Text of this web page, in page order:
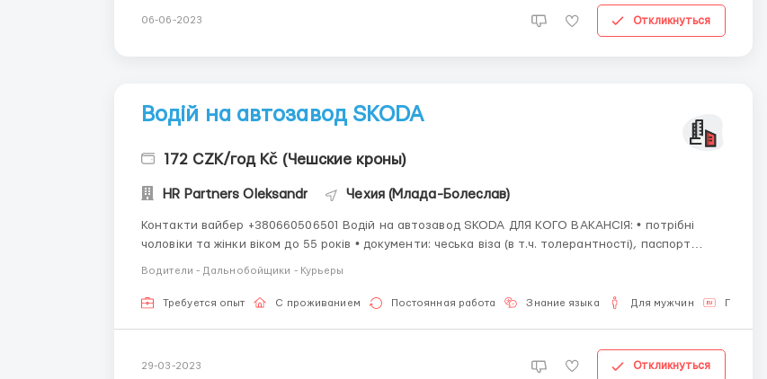
06-06-2023 Откликнуться
Водій на автозавод SKODA
172 CZK/год Kč (Чешские кроны)
HR Partners Oleksandr Чехия (Млада-Болеслав)
Контакти вайбер +380660506501 Водій на автозавод SKODA ДЛЯ КОГО ВАКАНСІЯ: • потрібні
чоловіки та жінки віком до 55 років • документи: чеська віза (в т.ч. толерантності), паспорт
країни ЕС, тривалий побут, CZ карта (якщо на лицевій стороні карти в "Poznamka" написано
Водители - Дальнобойщики - Курьеры
Требуется опыт С проживанием Постоянная работа Знание языка Для мужчин
29-03-2023 Откликнуться